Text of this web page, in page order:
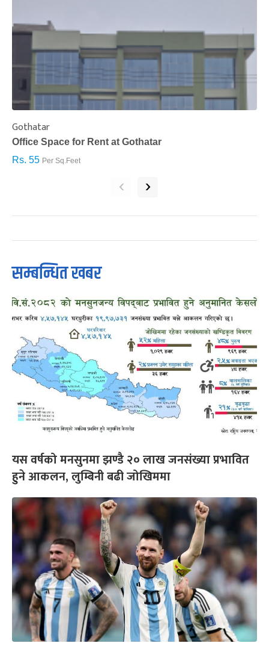
Gothatar
Office Space for Rent at Gothatar
Rs. 55 Per Sq.Feet
‹ ›
सम्बन्धित खबर
यस वर्षको मनसुनमा झण्डै २० लाख जनसंख्या प्रभावित
हुने आकलन, लुम्बिनी बढी जोखिममा